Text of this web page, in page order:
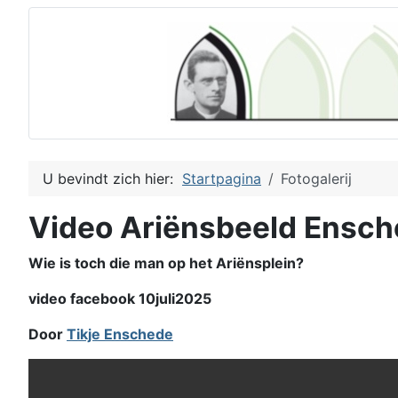
U bevindt zich hier: Startpagina Fotogalerij
Video Ariënsbeeld
Wie is toch die man op het Ariënsplein?
video facebook 10juli2025
Door Tikje Enschede